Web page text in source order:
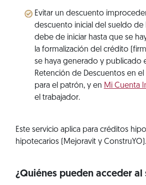
Evitar un descuento
descuento inicial del sueldo de
debe de iniciar hasta que se
la formalización del crédito
se haya generado y publicado
Retención de Descuentos en el
para el patrón, y en Mi Cuenta
el trabajador.
Este servicio aplica para créditos
hipotecarios (Mejoravit y ConstruYO).
¿Quiénes pueden acceder al